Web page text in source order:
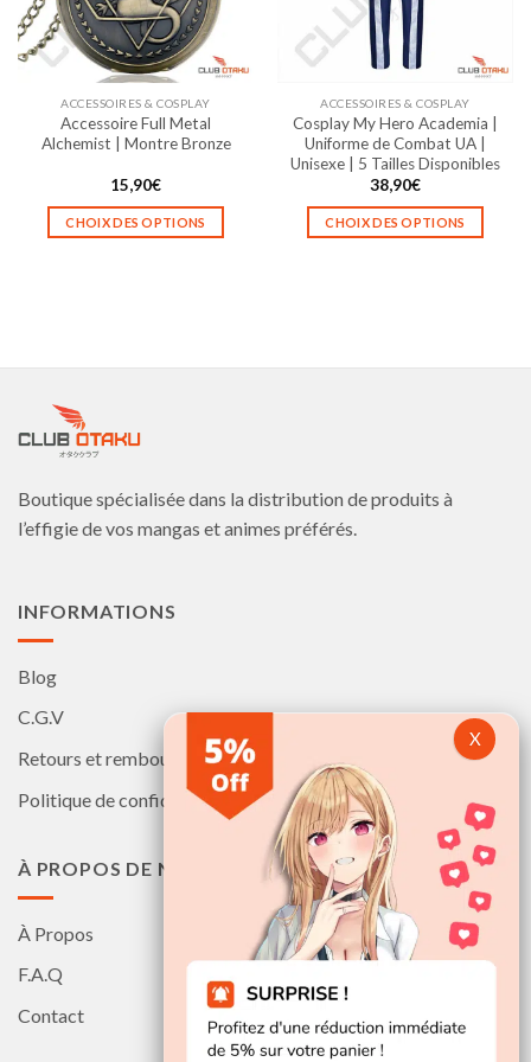
être
choisies
sur
la
page
du
être
choisies
sur
page
du
produit
ACCESSOIRES & COSPLAY
Accessoire Full Metal
Alchemist | Montre Bronze
15,90€
CHOIX DES OPTIONS
Les
être
sur
la
ACCESSOIRES & COSPLAY
Cosplay My Hero Academia |
Uniforme de Combat UA |
Unisexe | 5 Tailles Disponibles
38,90€
CHOIX DES OPTIONS
Les
sur
Boutique spécialisée dans la distribution de produits à
l’effigie de vos mangas et animes préférés.
INFORMATIONS
Blog
C.G.V
Retours et remboursements
Politique de confidentialité
À PROPOS DE NOUS
À Propos
F.A.Q
Contact